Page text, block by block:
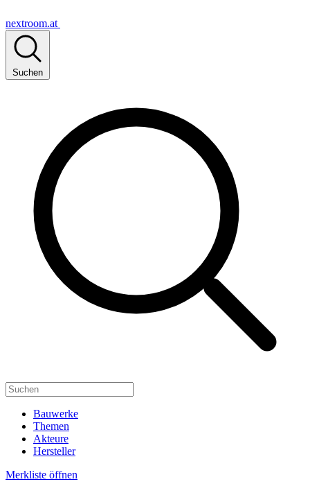
nextroom.at
Suchen
Bauwerke
Themen
Akteure
Hersteller
Merkliste öffnen